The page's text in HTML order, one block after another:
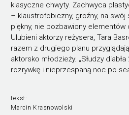
klasyczne chwyty. Zachwyca
– klaustrofobiczny, groźny, na
piękny, nie pozbawiony elementów
Ulubieni aktorzy reżysera, Tara
razem z drugiego planu
aktorsko młodzieży. „Słudzy
rozrywkę i nieprzespaną noc po
tekst:
Marcin Krasnowolski